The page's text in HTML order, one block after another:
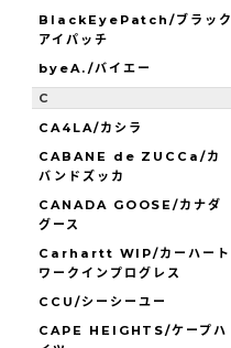
BlackEyePatch/ブラック
アイパッチ
byeA./バイエー
C
CA4LA/カシラ
CABANE de ZUCCa/カ
バンドズッカ
CANADA GOOSE/カナダ
グース
Carhartt WIP/カーハート
ワークインプログレス
CCU/シーシーユー
CAPE HEIGHTS/ケープハ